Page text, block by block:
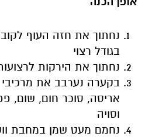
נחתוך את חזה העוף
בגודל רצוי
נחתוך את הירקות
בקערה נערבב את מרכיבי
אריסה, סוכר חום, שום,
וסויה
נחמם מעט שמן במחבת